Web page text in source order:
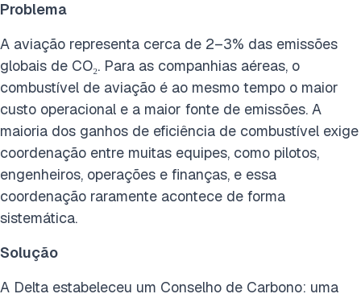
Problema
A aviação representa cerca de 2–3% das emissões
globais de CO₂. Para as companhias aéreas, o
combustível de aviação é ao mesmo tempo o maior
custo operacional e a maior fonte de emissões. A
maioria dos ganhos de eficiência de combustível exige
coordenação entre muitas equipes, como pilotos,
engenheiros, operações e finanças, e essa
coordenação raramente acontece de forma
sistemática.
Solução
A Delta estabeleceu um Conselho de Carbono: uma